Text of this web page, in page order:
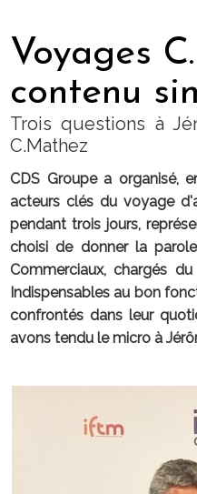
Voyages
contenu
Trois questions à
C.Mathez
CDS Groupe a organisé,
acteurs clés du voyage
pendant trois jours,
choisi de donner la
Commerciaux, chargés
Indispensables au bon
confrontés dans leur
avons tendu le micro à